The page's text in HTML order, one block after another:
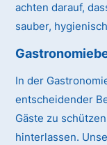
achten darauf,
sauber,
In der
entscheidender
Gäste zu
hinterlassen.